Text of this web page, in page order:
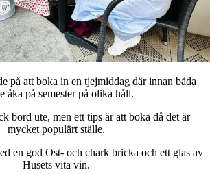
på att boka in en tjejmiddag där innan båda
åka på semester på olika håll.
bord ute, men ett tips är att boka då det är
mycket populärt ställe.
en god Ost- och chark bricka och ett glas av
Husets vita vin.